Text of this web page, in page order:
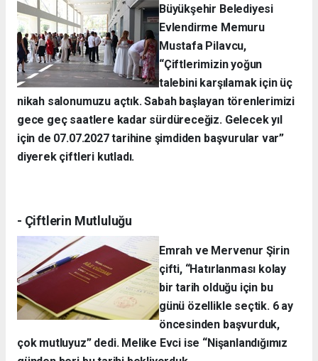
Büyükşehir Belediyesi
Evlendirme Memuru
Mustafa Pilavcu,
“Çiftlerimizin yoğun
talebini karşılamak için üç
nikah salonumuzu açtık. Sabah başlayan törenlerimizi
gece geç saatlere kadar sürdüreceğiz. Gelecek yıl
için de 07.07.2027 tarihine şimdiden başvurular var”
diyerek çiftleri kutladı.
- Çiftlerin Mutluluğu
Emrah ve Mervenur Şirin
çifti, “Hatırlanması kolay
bir tarih olduğu için bu
günü özellikle seçtik. 6 ay
öncesinden başvurduk,
çok mutluyuz” dedi. Melike Evci ise “Nişanlandığımız